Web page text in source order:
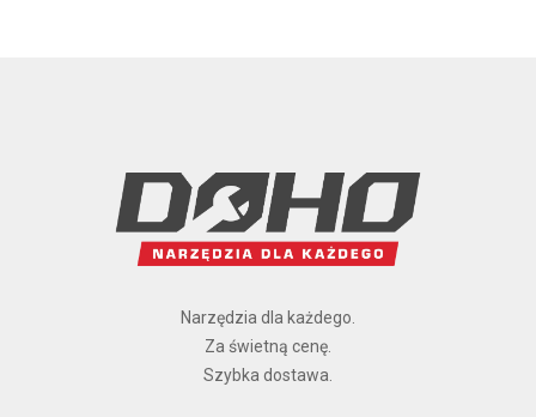
Narzędzia dla każdego.
Za świetną cenę.
Szybka dostawa.